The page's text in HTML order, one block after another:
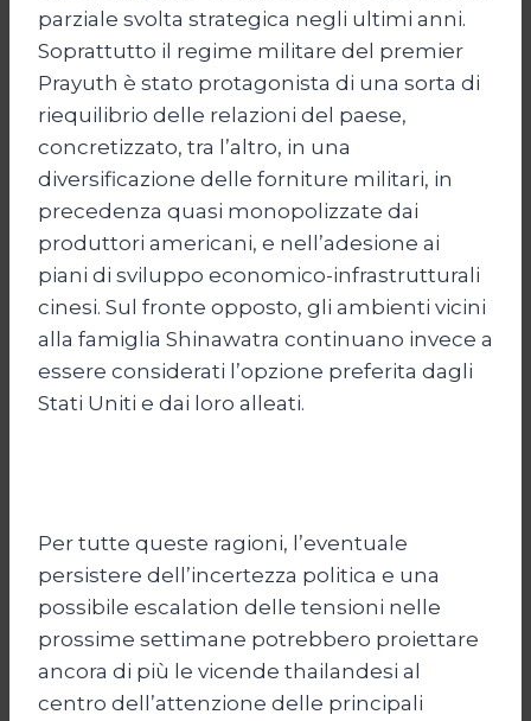
parziale svolta strategica negli ultimi anni.
Soprattutto il regime militare del premier
Prayuth è stato protagonista di una sorta di
riequilibrio delle relazioni del paese,
concretizzato, tra l’altro, in una
diversificazione delle forniture militari, in
precedenza quasi monopolizzate dai
produttori americani, e nell’adesione ai
piani di sviluppo economico-infrastrutturali
cinesi. Sul fronte opposto, gli ambienti vicini
alla famiglia Shinawatra continuano invece a
essere considerati l’opzione preferita dagli
Stati Uniti e dai loro alleati.
Per tutte queste ragioni, l’eventuale
persistere dell’incertezza politica e una
possibile escalation delle tensioni nelle
prossime settimane potrebbero proiettare
ancora di più le vicende thailandesi al
centro dell’attenzione delle principali